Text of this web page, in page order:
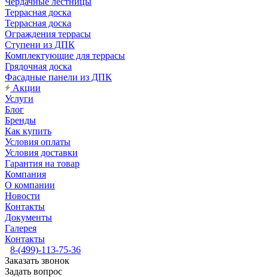
Террасная доска
Террасная доска
Ограждения террасы
Ступени из ДПК
Комплектующие для террасы
Грядочная доска
Фасадные панели из ДПК
Акции
Услуги
Блог
Бренды
Как купить
Условия оплаты
Условия доставки
Гарантия на товар
Компания
О компании
Новости
Контакты
Документы
Галерея
Контакты
8-(499)-113-75-36
Заказать звонок
Задать вопрос